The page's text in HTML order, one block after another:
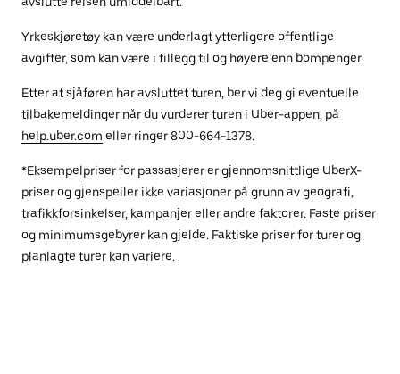
Yrkeskjøretøy kan være underlagt ytterligere offentlige
avgifter, som kan være i tillegg til og høyere enn bompenger.
Etter at sjåføren har avsluttet turen, ber vi deg gi eventuelle
tilbakemeldinger når du vurderer turen i Uber-appen, på
help.uber.com eller ringer 800-664-1378.
*Eksempelpriser for passasjerer er gjennomsnittlige UberX-
priser og gjenspeiler ikke variasjoner på grunn av geografi,
trafikkforsinkelser, kampanjer eller andre faktorer. Faste priser
og minimumsgebyrer kan gjelde. Faktiske priser for turer og
planlagte turer kan variere.